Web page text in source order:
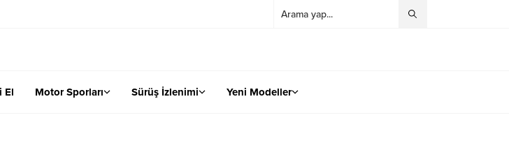
El Motor Sporları Sürüş İzlenimi Yeni Modeller